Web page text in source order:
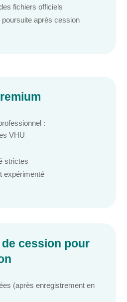
fichiers officiels
après cession
:
VHU
strictes
expérimenté
cession pour
(après enregistrement en